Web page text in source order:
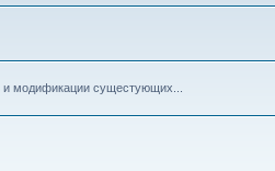
модификации сущестующих...